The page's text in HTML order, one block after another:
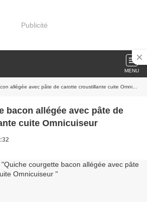
Publicité
MENU
allégée avec pâte de carotte croustillante cuite Omnicuiseur
bacon allégée avec pâte de
cuite Omnicuiseur